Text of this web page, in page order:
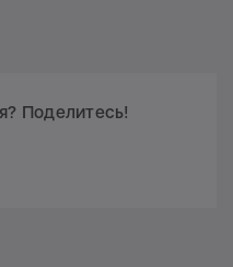
Поделитесь!